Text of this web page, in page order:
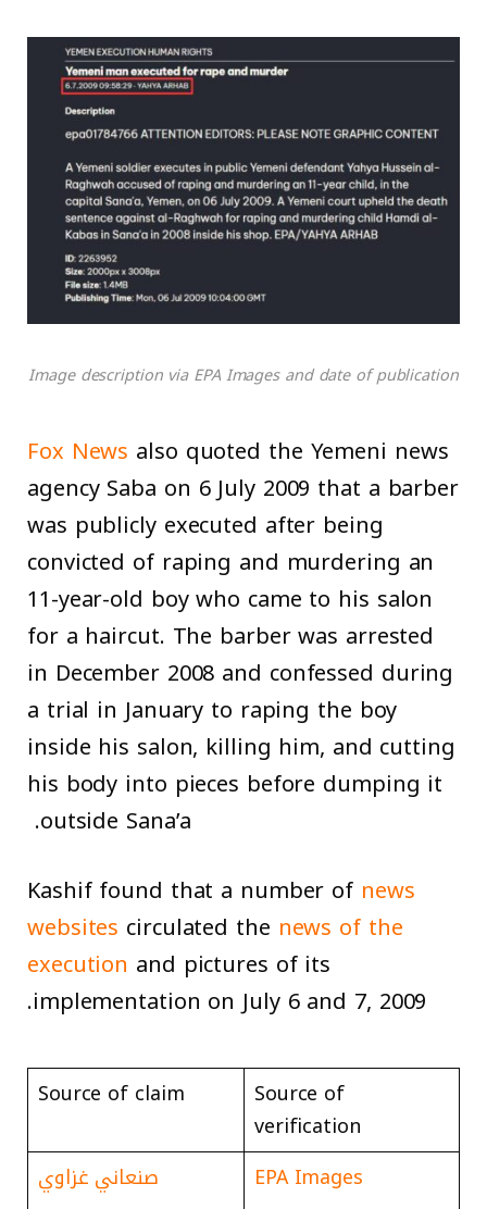
Image description via EPA Images and date of publication
Fox News also quoted the Yemeni news
agency Saba on 6 July 2009 that a barber
was publicly executed after being
convicted of raping and murdering an
11-year-old boy who came to his salon
for a haircut. The barber was arrested
in December 2008 and confessed during
a trial in January to raping the boy
inside his salon, killing him, and cutting
his body into pieces before dumping it
outside Sana’a.
Kashif found that a number of news
websites circulated the news of the
execution and pictures of its
implementation on July 6 and 7, 2009.
Source of
verification
Source of claim
EPA Images صنعاني غزاوي